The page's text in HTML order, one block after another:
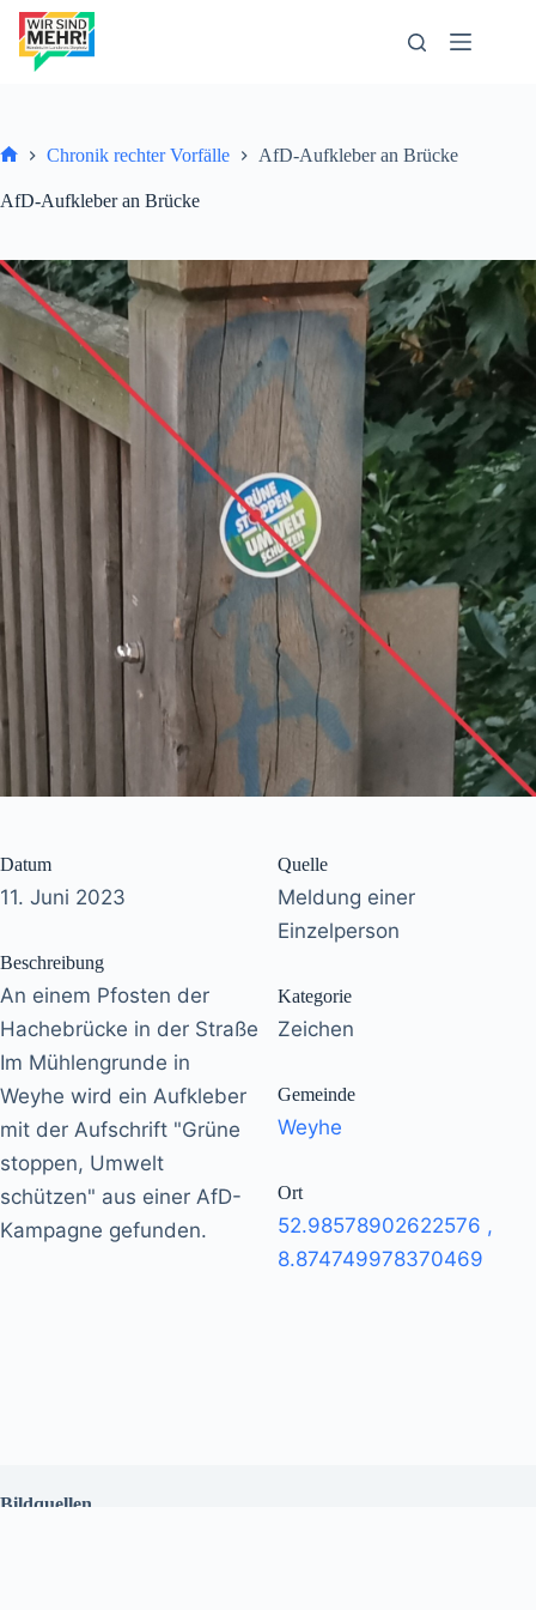
Zum
Inhalt
springen
Chronik rechter Vorfälle AfD-Aufkleber an Brücke
AfD-Aufkleber an Brücke
Datum
11. Juni 2023
Beschreibung
An einem Pfosten der
Hachebrücke in der Straße
Im Mühlengrunde in
Weyhe wird ein Aufkleber
mit der Aufschrift "Grüne
stoppen, Umwelt
schützen" aus einer AfD-
Kampagne gefunden.
Quelle
Meldung einer
Einzelperson
Kategorie
Zeichen
Gemeinde
Weyhe
Ort
52.98578902622576 ,
8.874749978370469
Bildquellen